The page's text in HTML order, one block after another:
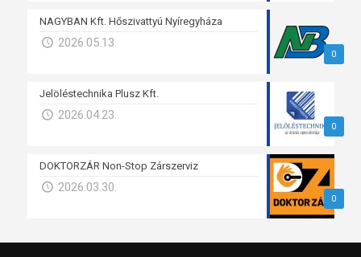
0
NAGYBAN Kft. Hőszivattyú Nyíregyháza
2026.05.13.
0
Jelöléstechnika Plusz Kft.
2026.04.23.
0
DOKTORZÁR Non-Stop Zárszerviz
2026.03.30.